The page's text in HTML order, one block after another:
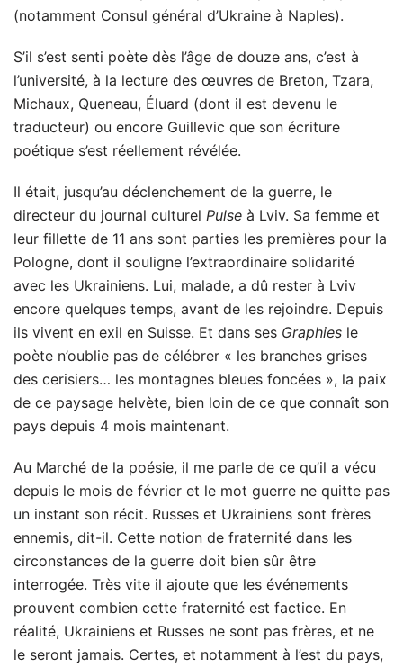
(notamment Consul général d’Ukraine à Naples).
S’il s’est senti poète dès l’âge de douze ans, c’est à
l’université, à la lecture des œuvres de Breton, Tzara,
Michaux, Queneau, Éluard (dont il est devenu le
traducteur) ou encore Guillevic que son écriture
poétique s’est réellement révélée.
Il était, jusqu’au déclenchement de la guerre, le
directeur du journal culturel Pulse à Lviv. Sa femme et
leur fillette de 11 ans sont parties les premières pour la
Pologne, dont il souligne l’extraordinaire solidarité
avec les Ukrainiens. Lui, malade, a dû rester à Lviv
encore quelques temps, avant de les rejoindre. Depuis
ils vivent en exil en Suisse. Et dans ses Graphies le
poète n’oublie pas de célébrer « les branches grises
des cerisiers… les montagnes bleues foncées », la paix
de ce paysage helvète, bien loin de ce que connaît son
pays depuis 4 mois maintenant.
Au Marché de la poésie, il me parle de ce qu’il a vécu
depuis le mois de février et le mot guerre ne quitte pas
un instant son récit. Russes et Ukrainiens sont frères
ennemis, dit-il. Cette notion de fraternité dans les
circonstances de la guerre doit bien sûr être
interrogée. Très vite il ajoute que les événements
prouvent combien cette fraternité est factice. En
réalité, Ukrainiens et Russes ne sont pas frères, et ne
le seront jamais. Certes, et notamment à l’est du pays,